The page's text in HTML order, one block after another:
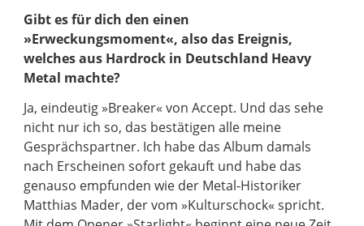
Gibt es für dich den einen
»Erweckungsmoment«, also das Ereignis,
welches aus Hardrock in Deutschland Heavy
Metal machte?
Ja, eindeutig »Breaker« von Accept. Und das sehe
nicht nur ich so, das bestätigen alle meine
Gesprächspartner. Ich habe das Album damals
nach Erscheinen sofort gekauft und habe das
genauso empfunden wie der Metal-Historiker
Matthias Mader, der vom »Kulturschock« spricht.